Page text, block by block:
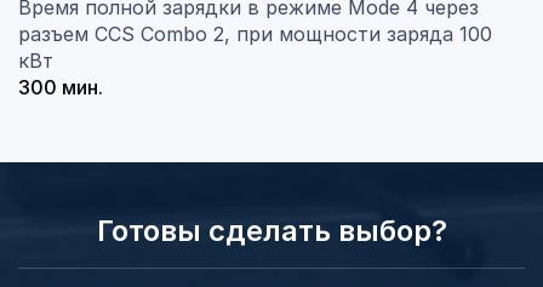
Время полной зарядки в режиме Mode 4 через
разъем CCS Combo 2, при мощности заряда 100
кВт
300 мин.
Готовы сделать выбор?